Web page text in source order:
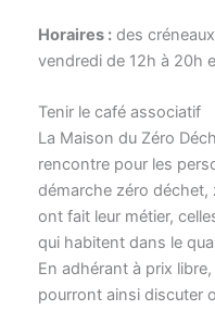
Horaires :des
vendredi de 12h à 20h
Tenir le café associatif
La Maison du Zéro
rencontre pour les
démarche zéro déchet,
ont fait leur métier,
qui habitent dans le
En adhérant à prix
pourront ainsi discuter